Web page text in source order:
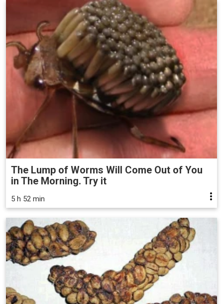
The Lump of Worms Will Come Out of You
in The Morning. Try it
5 h 52 min